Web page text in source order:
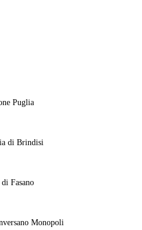
Puglia
di Brindisi
Fasano
Monopoli